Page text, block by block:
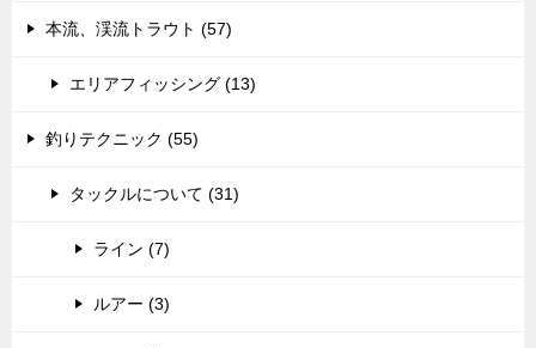
本流、渓流トラウト (57)
エリアフィッシング (13)
釣りテクニック (55)
タックルについて (31)
ライン (7)
ルアー (3)